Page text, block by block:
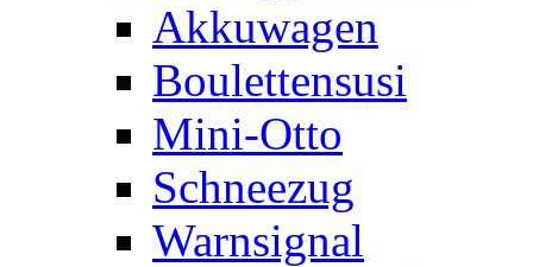
Akkuwagen
Boulettensusi
Mini-Otto
Schneezug
Warnsignal